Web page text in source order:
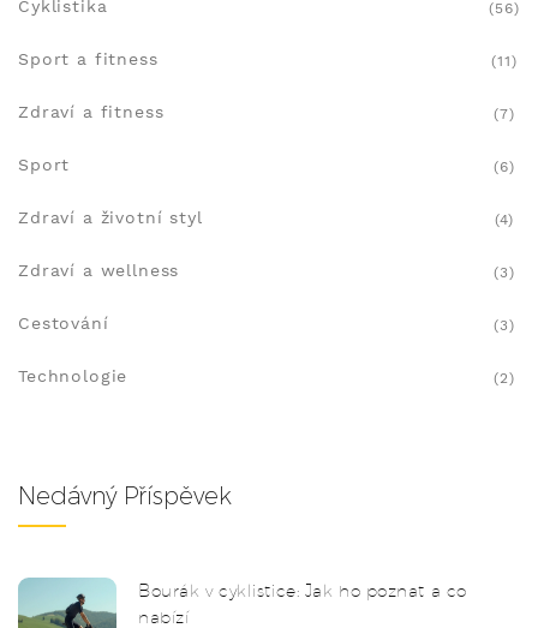
Cyklistika (56)
Sport a fitness (11)
Zdraví a fitness (7)
Sport (6)
Zdraví a životní styl (4)
Zdraví a wellness (3)
Cestování (3)
Technologie (2)
Nedávný Příspěvek
Bourák v cyklistice: Jak ho poznat a co
nabízí